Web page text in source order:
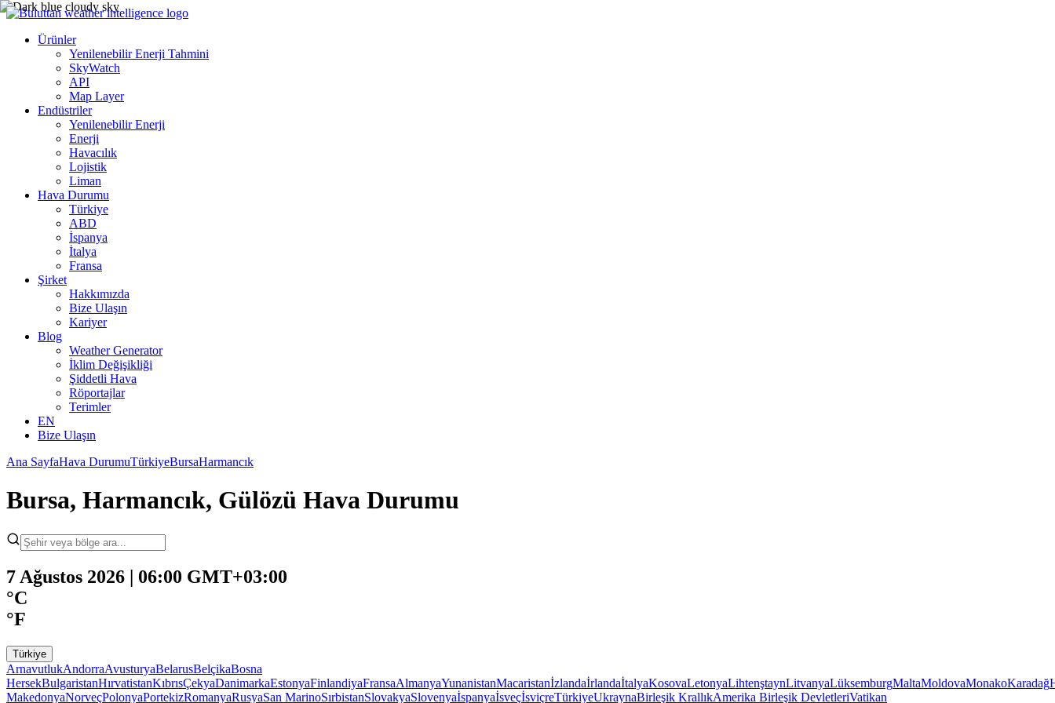
Ürünler
Yenilenebilir Enerji Tahmini
SkyWatch
API
Map Layer
Endüstriler
Yenilenebilir Enerji
Enerji
Havacılık
Lojistik
Liman
Hava Durumu
Türkiye
ABD
İspanya
İtalya
Fransa
Şirket
Hakkımızda
Bize Ulaşın
Kariyer
Blog
Weather Generator
İklim Değişikliği
Şiddetli Hava
Röportajlar
Terimler
EN
Bize Ulaşın
Ana SayfaHava DurumuTürkiyeBursaHarmancık
Bursa, Harmancık, Gülözü Hava Durumu
7 Ağustos 2026 | 06:00 GMT+03:00
°C
°F
Türkiye
ArnavutlukAndorraAvusturyaBelarusBelçikaBosna
HersekBulgaristanHırvatistanKıbrısÇekyaDanimarkaEstonyaFinlandiyaFransaAlmanyaYunanistanMacaristanİzlandaİrlandaİtalyaKosovaLetonyaLihtenştaynLitvanyaLüksemburgMaltaMoldovaMonakoKaradağ
MakedonyaNorveçPolonyaPortekizRomanyaRusyaSan MarinoSırbistanSlovakyaSlovenyaİspanyaİsveçİsviçreTürkiyeUkraynaBirleşik KrallıkAmerika Birleşik DevletleriVatikan